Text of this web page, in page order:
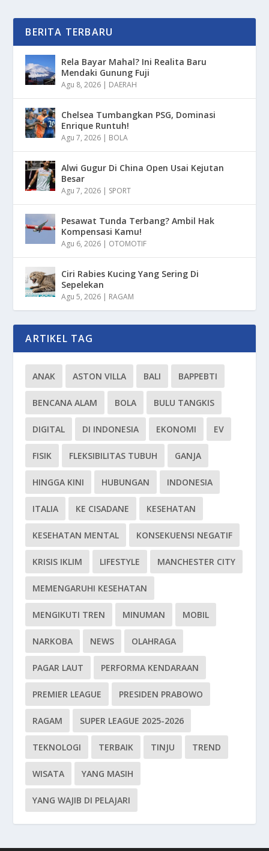
BERITA TERBARU
Rela Bayar Mahal? Ini Realita Baru
Mendaki Gunung Fuji
Agu 8, 2026 | DAERAH
Chelsea Tumbangkan PSG, Dominasi
Enrique Runtuh!
Agu 7, 2026 | BOLA
Alwi Gugur Di China Open Usai Kejutan
Besar
Agu 7, 2026 | SPORT
Pesawat Tunda Terbang? Ambil Hak
Kompensasi Kamu!
Agu 6, 2026 | OTOMOTIF
Ciri Rabies Kucing Yang Sering Di
Sepelekan
Agu 5, 2026 | RAGAM
ARTIKEL TAG
ANAK ASTON VILLA BALI BAPPEBTI
BENCANA ALAM BOLA BULU TANGKIS
DIGITAL DI INDONESIA EKONOMI EV
FISIK FLEKSIBILITAS TUBUH GANJA
HINGGA KINI HUBUNGAN INDONESIA
ITALIA KE CISADANE KESEHATAN
KESEHATAN MENTAL KONSEKUENSI NEGATIF
KRISIS IKLIM LIFESTYLE MANCHESTER CITY
MEMENGARUHI KESEHATAN
MENGIKUTI TREN MINUMAN MOBIL
NARKOBA NEWS OLAHRAGA
PAGAR LAUT PERFORMA KENDARAAN
PREMIER LEAGUE PRESIDEN PRABOWO
RAGAM SUPER LEAGUE 2025-2026
TEKNOLOGI TERBAIK TINJU TREND
WISATA YANG MASIH
YANG WAJIB DI PELAJARI